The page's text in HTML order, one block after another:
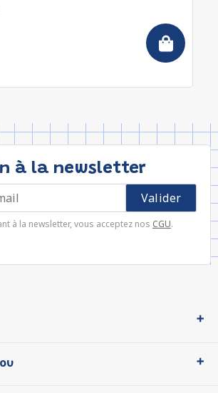
à la newsletter
à la newsletter, vous acceptez nos CGU.